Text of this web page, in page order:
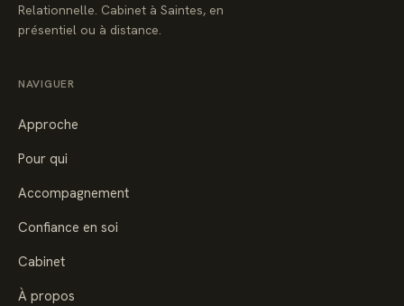
Relationnelle. Cabinet à Saintes, en
présentiel ou à distance.
NAVIGUER
Approche
Pour qui
Accompagnement
Confiance en soi
Cabinet
À propos